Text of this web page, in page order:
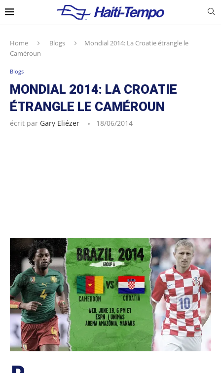
Home Blogs
Mondial 2014: La Croatie étrangle le
Caméroun
Blogs
MONDIAL 2014: LA CROATIE
ÉTRANGLE LE CAMÉROUN
écrit par Gary Eliézer 18/06/2014